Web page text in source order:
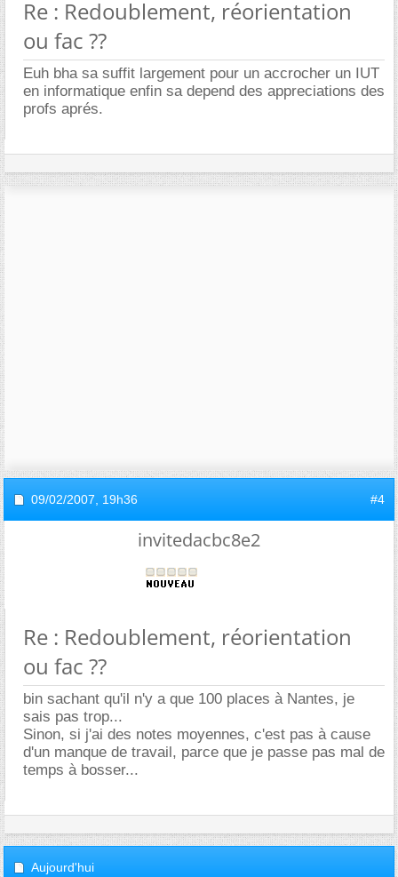
Re : Redoublement, réorientation
ou fac ??
Euh bha sa suffit largement pour un accrocher un IUT
en informatique enfin sa depend des appreciations des
profs aprés.
09/02/2007, 19h36 #4
invitedacbc8e2
Re : Redoublement, réorientation
ou fac ??
bin sachant qu'il n'y a que 100 places à Nantes, je
sais pas trop...
Sinon, si j'ai des notes moyennes, c'est pas à cause
d'un manque de travail, parce que je passe pas mal de
temps à bosser...
Aujourd'hui